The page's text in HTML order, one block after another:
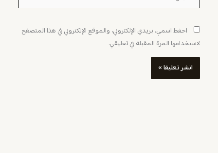
احفظ اسمي، بريدي الإلكتروني، والموقع الإلكتروني في هذا المتصفح
لاستخدامها المرة المقبلة في تعليقي.